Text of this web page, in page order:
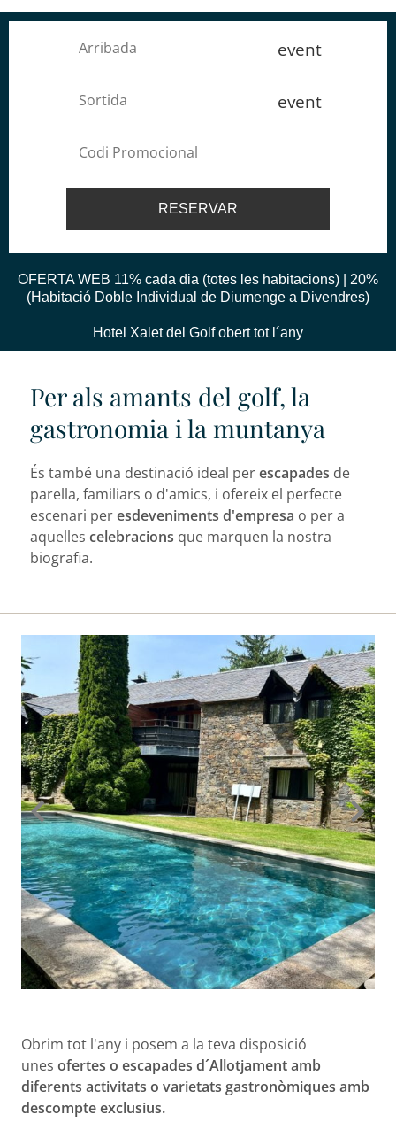
event
event
OFERTA WEB 11% cada dia (totes les habitacions) | 20%
(Habitació Doble Individual de Diumenge a Divendres)
Hotel Xalet del Golf obert tot l´any
Per als amants del golf, la
gastronomia i la muntanya
És també una destinació ideal perescapades de
parella, familiars o d'amics, i ofereix el perfecte
escenari peresdeveniments d'empresa o per a
aquelles celebracions que marquen la nostra
biografia.
Obrim tot l'any i posem a la teva disposició
unes ofertes o escapades d´Allotjament amb
diferents activitats o varietats gastronòmiques amb
descompte exclusius.